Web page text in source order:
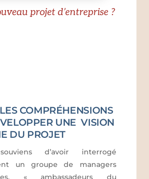
projet d’entreprise ?
COMPRÉHENSIONS
UNE VISION
DU PROJET
d’avoir interrogé
un groupe de managers
« ambassadeurs du